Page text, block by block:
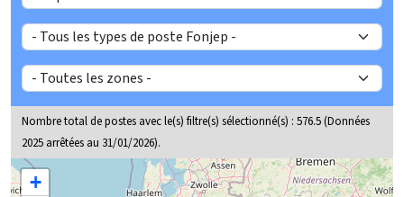
Nombre total de postes avec le(s) filtre(s) sélectionné(s) : 576.5(Données
2025 arrêtées au 31/01/2026).
Carte baromètre / regionale / Provence-Alpes-Côte d'Azur
+